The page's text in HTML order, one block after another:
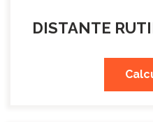
DISTANTE